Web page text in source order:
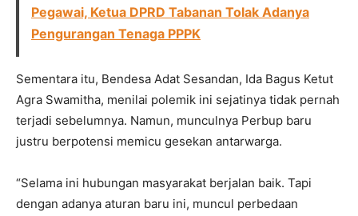
Pegawai, Ketua DPRD Tabanan Tolak Adanya
Pengurangan Tenaga PPPK
Sementara itu, Bendesa Adat Sesandan, Ida Bagus Ketut
Agra Swamitha, menilai polemik ini sejatinya tidak pernah
terjadi sebelumnya. Namun, munculnya Perbup baru
justru berpotensi memicu gesekan antarwarga.
“Selama ini hubungan masyarakat berjalan baik. Tapi
dengan adanya aturan baru ini, muncul perbedaan